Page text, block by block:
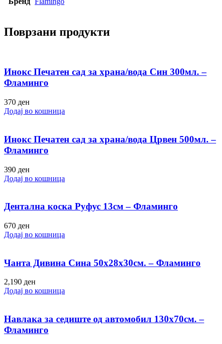
Поврзани продукти
Инокс Печатен сад за храна/вода Син 300мл. –
Фламинго
370 ден
Додај во кошница
Инокс Печатен сад за храна/вода Црвен 500мл. –
Фламинго
390 ден
Додај во кошница
Дентална коска Руфус 13см – Фламинго
670 ден
Додај во кошница
Чанта Дивина Сина 50х28х30см. – Фламинго
2,190 ден
Додај во кошница
Навлака за седиште од автомобил 130х70см. –
Фламинго